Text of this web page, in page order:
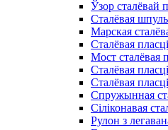
Ўзор сталёвай
Сталёвая
Марская
Сталёвая
Мост сталёвая
Сталёвая
Сталёвая
Спружынная
Сіліконавая
Рулон з